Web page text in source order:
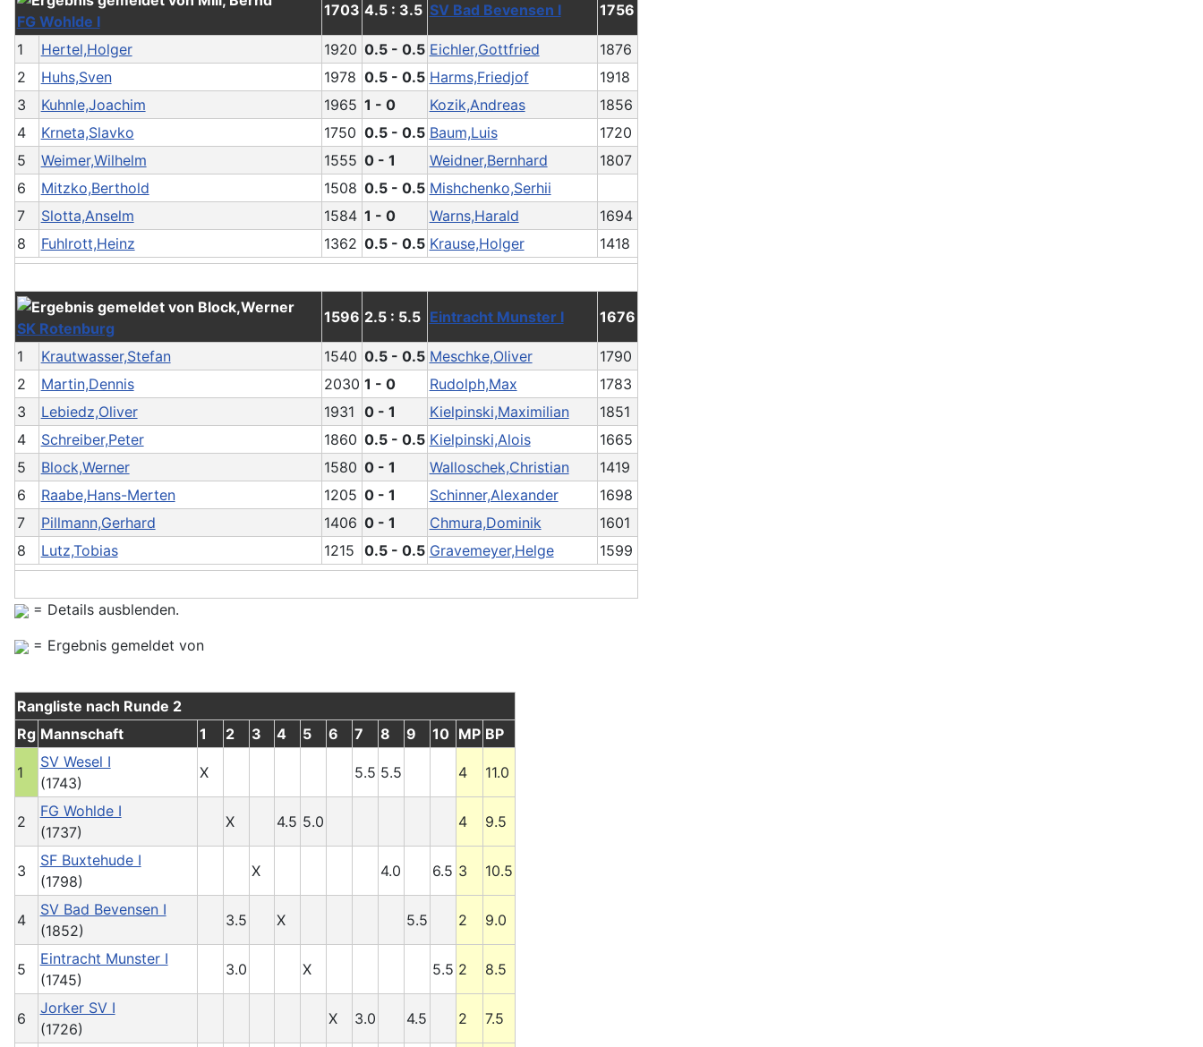
FG Wohlde I
1703 4.5 : 3.5 SV Bad Bevensen I 1756
1 Hertel,Holger 1920 0.5 - 0.5 Eichler,Gottfried
1876
2
Huhs,Sven 1978 0.5 - 0.5 Harms,Friedjof
1918
3
Kuhnle,Joachim 1965 1 - 0 Kozik,Andreas
1856
4
Krneta,Slavko 1750 0.5 - 0.5 Baum,Luis
1720
5
Weimer,Wilhelm 1555 0 - 1 Weidner,Bernhard
1807
6
Mitzko,Berthold 1508 0.5 - 0.5 Mishchenko,Serhii
7
Slotta,Anselm 1584 1 - 0 Warns,Harald
1694
8
Fuhlrott,Heinz 1362 0.5 - 0.5 Krause,Holger 1418
SK Rotenburg
1596 2.5 : 5.5 Eintracht Munster I 1676
1 Krautwasser,Stefan 1540 0.5 - 0.5 Meschke,Oliver
1790
2
Martin,Dennis 2030 1 - 0 Rudolph,Max
1783
3
Lebiedz,Oliver 1931 0 - 1 Kielpinski,Maximilian
1851
4
Schreiber,Peter 1860 0.5 - 0.5 Kielpinski,Alois
1665
5
Block,Werner 1580 0 - 1 Walloschek,Christian
1419
6
Raabe,Hans-Merten 1205 0 - 1 Schinner,Alexander
1698
7
Pillmann,Gerhard 1406 0 - 1 Chmura,Dominik
1601
8
Lutz,Tobias 1215 0.5 - 0.5 Gravemeyer,Helge 1599
= Details ausblenden.
= Ergebnis gemeldet von
Rangliste nach Runde 2
Rg Mannschaft 1 2 3 4 5 6 7 8 9 10 MP BP
1
SV Wesel I
(1743)
X 5.5 5.5 4 11.0
2
FG Wohlde I
(1737)
X 4.5 5.0 4 9.5
3
SF Buxtehude I
(1798)
X 4.0 6.5 3 10.5
4
SV Bad Bevensen I
(1852)
3.5 X 5.5 2 9.0
5
Eintracht Munster I
(1745)
3.0 X 5.5 2 8.5
6
Jorker SV I
(1726)
X 3.0 4.5 2 7.5